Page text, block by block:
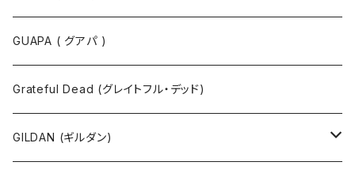
半袖Tシャツ
長袖Tシャツ
ポロシャツ
シャツ
スウェット
ジャケット
GUAPA ( グアパ )
Grateful Dead (グレイトフル・デッド)
GILDAN (ギルダン)